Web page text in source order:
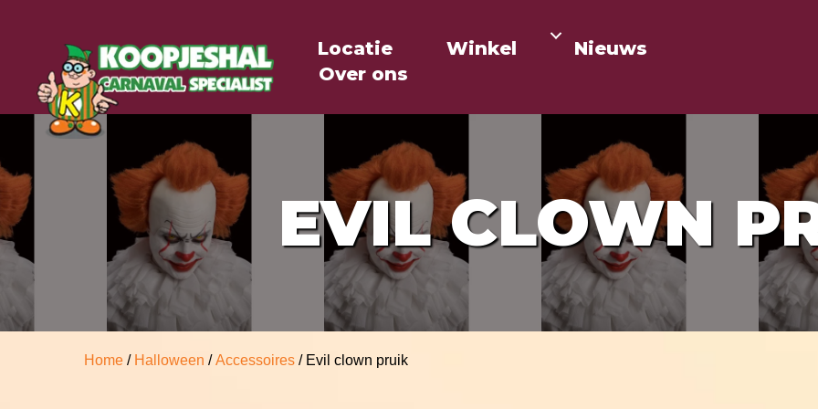
Locatie Winkel
Nieuws
Over ons
EVIL CLOWN
Home / Halloween /Accessoires / Evil clown pruik